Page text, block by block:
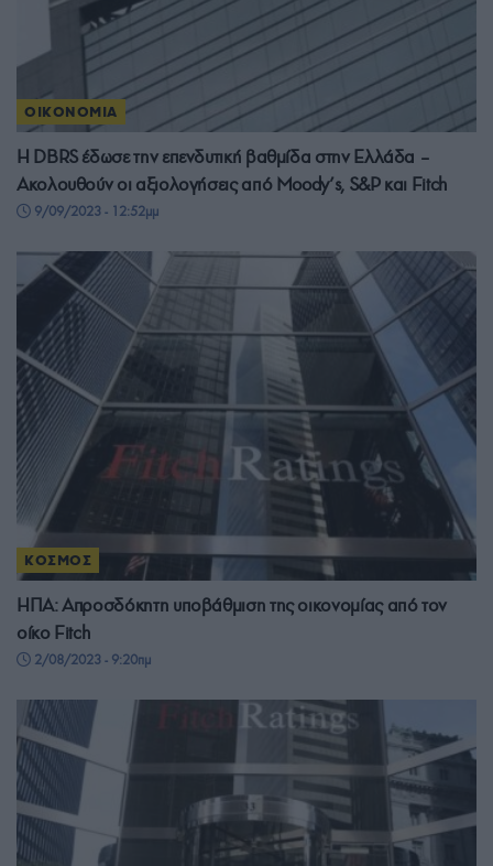
ΟΙΚΟΝΟΜΙΑ
Η DBRS έδωσε την επενδυτική βαθμίδα στην Ελλάδα –
Ακολουθούν οι αξιολογήσεις από Moody’s, S&P και Fitch
9/09/2023 - 12:52μμ
ΚΟΣΜΟΣ
ΗΠΑ: Απροσδόκητη υποβάθμιση της οικονομίας από τον
οίκο Fitch
2/08/2023 - 9:20πμ